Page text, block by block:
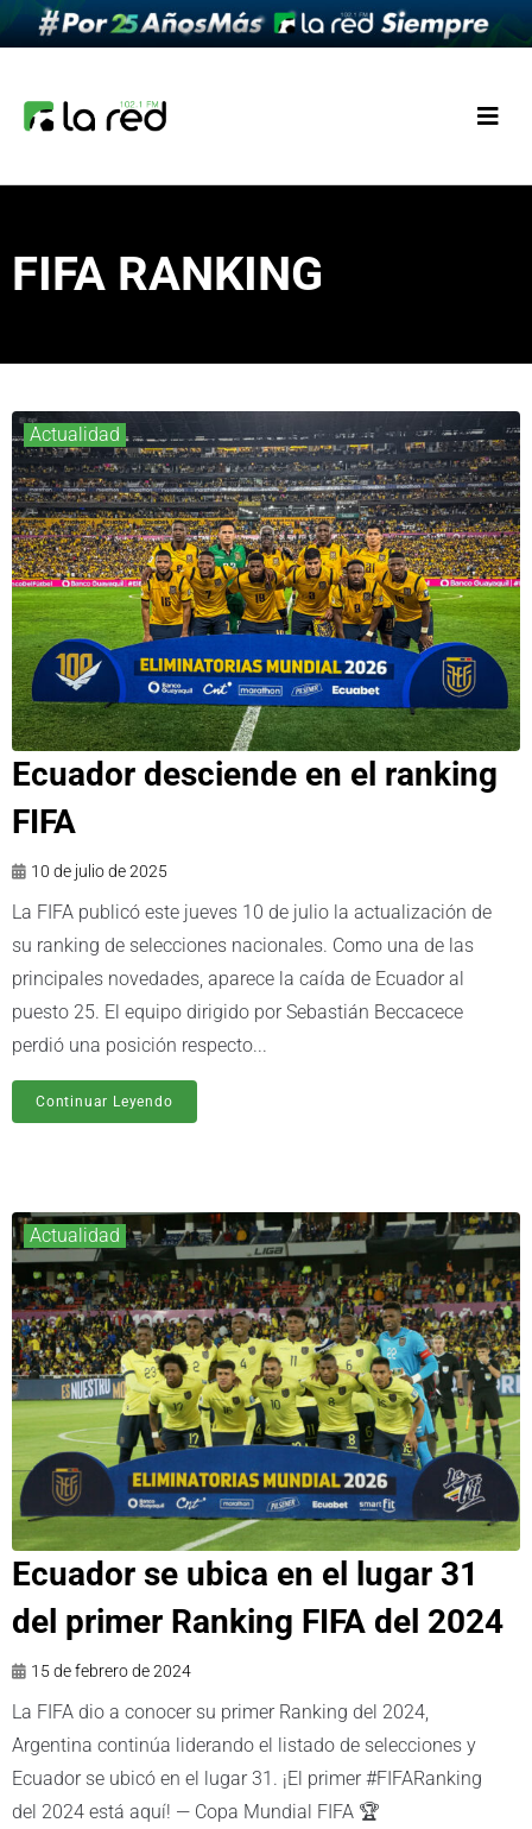
FIFA RANKING
Actualidad
Ecuador desciende en el ranking
FIFA
10 de julio de 2025
La FIFA publicó este jueves 10 de julio la actualización de
su ranking de selecciones nacionales. Como una de las
principales novedades, aparece la caída de Ecuador al
puesto 25. El equipo dirigido por Sebastián Beccacece
perdió una posición respecto...
Continuar Leyendo
Actualidad
Ecuador se ubica en el lugar 31
del primer Ranking FIFA del 2024
15 de febrero de 2024
La FIFA dio a conocer su primer Ranking del 2024,
Argentina continúa liderando el listado de selecciones y
Ecuador se ubicó en el lugar 31. ¡El primer #FIFARanking
del 2024 está aquí! — Copa Mundial FIFA 🏆